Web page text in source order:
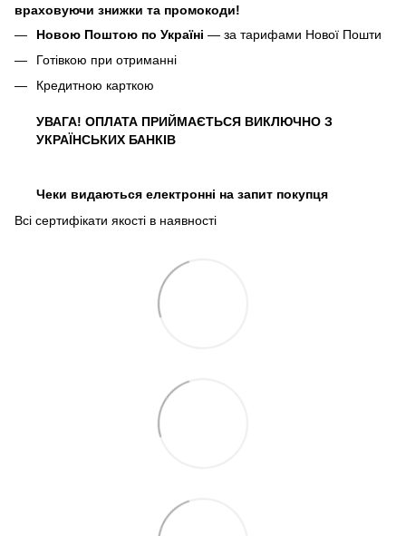
враховуючи знижки та промокоди!
Новою Поштою по Україні — за тарифами Нової Пошти
Готівкою при отриманні
Кредитною карткою
УВАГА! ОПЛАТА ПРИЙМАЄТЬСЯ ВИКЛЮЧНО З
УКРАЇНСЬКИХ БАНКІВ
Чеки видаються електронні на запит покупця
Всі сертифікати якості в наявності